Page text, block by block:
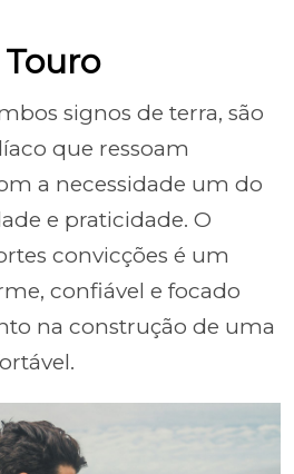
signos de terra, são
que ressoam
a necessidade um do
e praticidade. O
convicções é um
confiável e focado
na construção de uma